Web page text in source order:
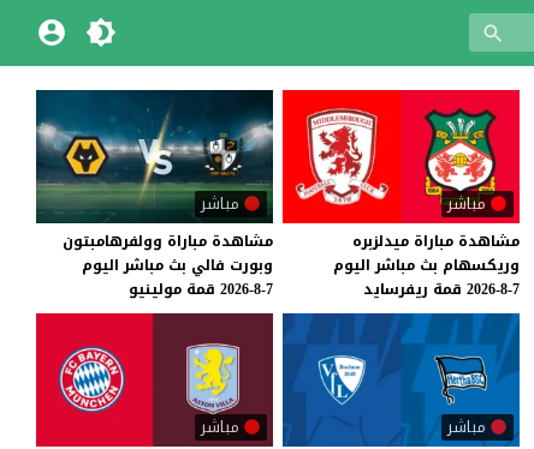
مباشر
مشاهدة مباراة ميدلزبره
وريكسهام بث مباشر اليوم
7-8-2026
قمة ريفرسايد
مباشر
مشاهدة مباراة وولفرهامبتون
وبورت فالي بث مباشر اليوم
7-8-2026
قمة مولينيو
مباشر مباشر